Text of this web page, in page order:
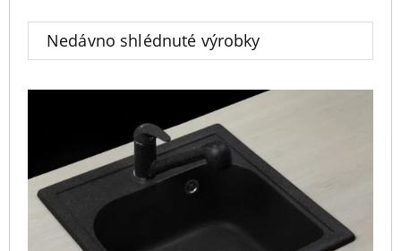
Nedávno shlédnuté výrobky